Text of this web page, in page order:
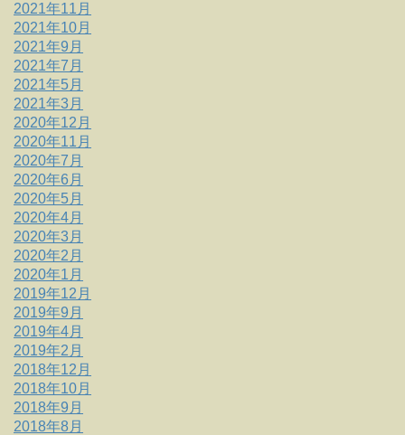
2021年11月
2021年10月
2021年9月
2021年7月
2021年5月
2021年3月
2020年12月
2020年11月
2020年7月
2020年6月
2020年5月
2020年4月
2020年3月
2020年2月
2020年1月
2019年12月
2019年9月
2019年4月
2019年2月
2018年12月
2018年10月
2018年9月
2018年8月